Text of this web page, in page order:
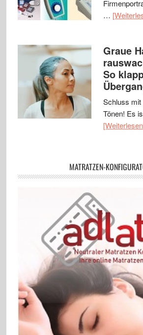
…
Graue
So
Schluss mit
Tönen! Es
MATRATZEN-